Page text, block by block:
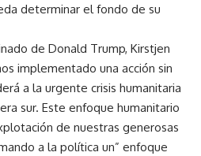
determinar el fondo de su
de Donald Trump, Kirstjen
implementado una acción sin
a la urgente crisis humanitaria
sur. Este enfoque humanitario
de nuestras generosas
a la política un” enfoque